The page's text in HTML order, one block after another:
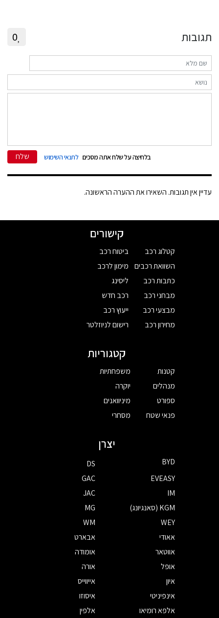
תגובות 0
בלחיצה על שלח אתה מסכים לתנאי השימוש שלח
עדיין אין תגובות. השאירו את ההערה הראשונה.
קישורים
קטלוג רכב
השוואת רכבים
כתבות רכב
מבחני רכב
מבצעי רכב
מחירון רכב
ביטוח רכב
מימון לרכב
ליסינג
רכב חדש
ייעוץ רכב
רישום לניוזלטר
קטגוריות
קטנות
מנהלים
ספורט
פנאי שטח
משפחתיות
יוקרה
מיניוואנים
מסחרי
יצרן
BYD
DS
EVEASY
GAC
IM
JAC
KGM (סאנגיונג)
MG
WEY
WM
אאודי
אבארט
אווטאר
אומודה
אופל
אורה
איון
אייווייס
אינפיניטי
איסוזו
אלפא רומיאו
אלפין